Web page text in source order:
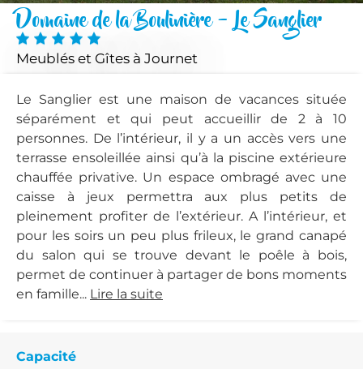
Domaine de la Boulinière - Le Sanglier
Meublés et Gîtes à Journet
Le Sanglier est une maison de vacances située
séparément et qui peut accueillir de 2 à 10
personnes. De l’intérieur, il y a un accès vers une
terrasse ensoleillée ainsi qu’à la piscine extérieure
chauffée privative. Un espace ombragé avec une
caisse à jeux permettra aux plus petits de
pleinement profiter de l’extérieur. A l’intérieur, et
pour les soirs un peu plus frileux, le grand canapé
du salon qui se trouve devant le poêle à bois,
permet de continuer à partager de bons moments
en famille... Lire la suite
Capacité